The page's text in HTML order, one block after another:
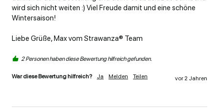
wird sich nicht weiten :) Viel Freude damit und eine schöne
Wintersaison!
Liebe Grüße, Max vom Strawanza® Team
2 Personen haben diese Bewertung hilfreich gefunden.
War diese Bewertung hilfreich? Ja Melden Teilen vor 2 Jahren